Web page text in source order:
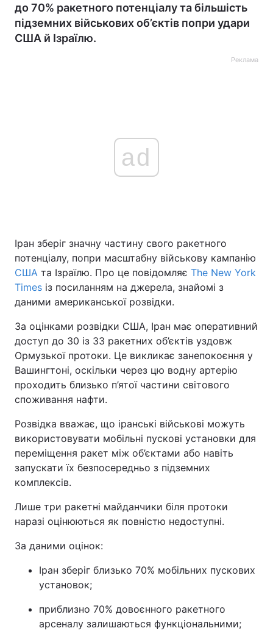
до 70% ракетного потенціалу та більшість
підземних військових об’єктів попри удари
США й Ізраїлю.
Реклама
ad
Іран зберіг значну частину свого ракетного
потенціалу, попри масштабну військову кампанію
США та Ізраїлю. Про це повідомляє The New York
Times із посиланням на джерела, знайомі з
даними американської розвідки.
За оцінками розвідки США, Іран має оперативний
доступ до 30 із 33 ракетних об’єктів уздовж
Ормузької протоки. Це викликає занепокоєння у
Вашингтоні, оскільки через цю водну артерію
проходить близько п’ятої частини світового
споживання нафти.
Розвідка вважає, що іранські військові можуть
використовувати мобільні пускові установки для
переміщення ракет між об’єктами або навіть
запускати їх безпосередньо з підземних
комплексів.
Лише три ракетні майданчики біля протоки
наразі оцінюються як повністю недоступні.
За даними оцінок:
Іран зберіг близько 70% мобільних пускових
установок;
приблизно 70% довоєнного ракетного
арсеналу залишаються функціональними;